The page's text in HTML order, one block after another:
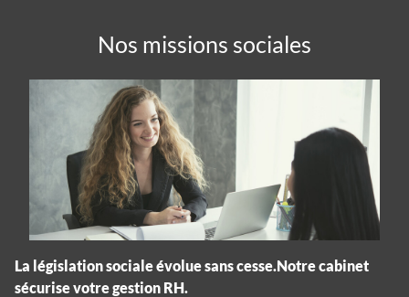
Nos missions sociales
La législation sociale évolue sans cesse.Notre cabinet
sécurise votre gestion RH.